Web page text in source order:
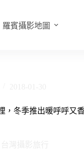
羅賓攝影地圖
冬季推出暖呼呼又